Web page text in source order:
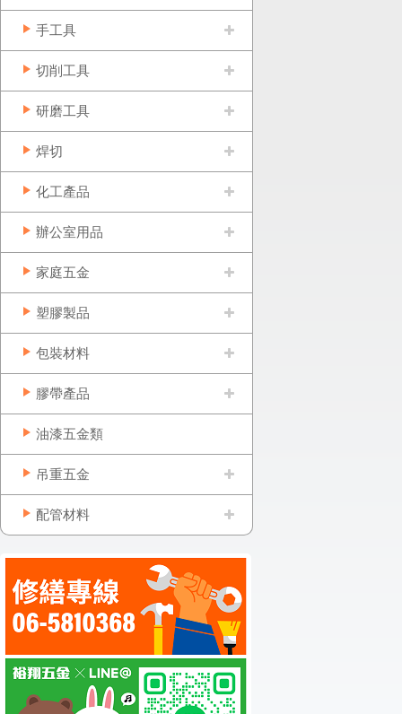
手工具
切削工具
研磨工具
焊切
化工產品
辦公室用品
家庭五金
塑膠製品
包裝材料
膠帶產品
油漆五金類
吊重五金
配管材料